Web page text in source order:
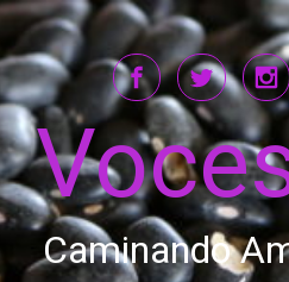
Saltar al contenido principal
Caminando